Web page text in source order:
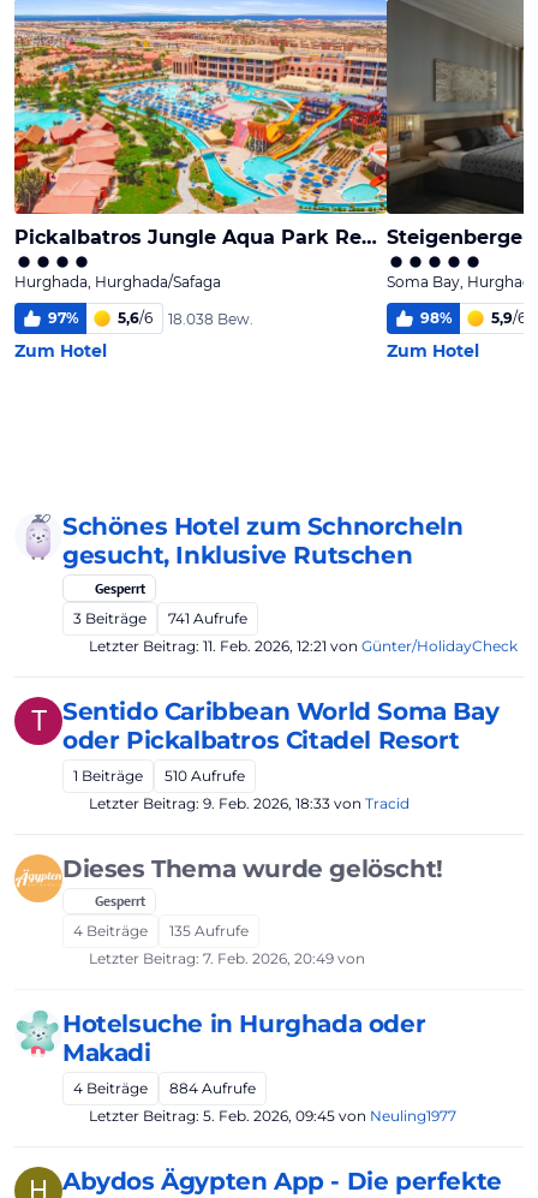
Schönes Hotel zum Schnorcheln
gesucht, Inklusive Rutschen
Gesperrt
3 Beiträge 741 Aufrufe
Letzter Beitrag: 11. Feb. 2026, 12:21 von Günter/HolidayCheck
T Sentido Caribbean World Soma Bay
oder Pickalbatros Citadel Resort
1 Beiträge 510 Aufrufe
Letzter Beitrag: 9. Feb. 2026, 18:33 von Tracid
Dieses Thema wurde gelöscht!
Gesperrt
4 Beiträge 135 Aufrufe
Letzter Beitrag: 7. Feb. 2026, 20:49 von
Hotelsuche in Hurghada oder
Makadi
4 Beiträge 884 Aufrufe
Letzter Beitrag: 5. Feb. 2026, 09:45 von Neuling1977
H Abydos Ägypten App - Die perfekte